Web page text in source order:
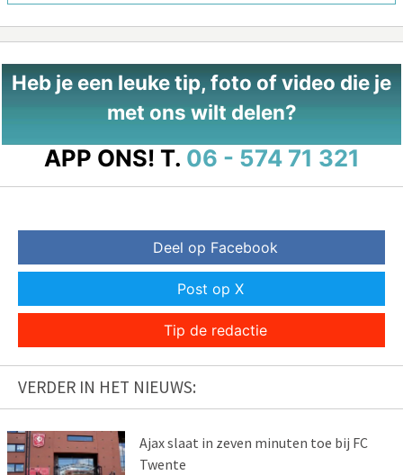
Heb je een leuke tip, foto of video die je
met ons wilt delen?
APP ONS! T. 06 - 574 71 321
Deel op Facebook
Post op X
Tip de redactie
VERDER IN HET NIEUWS:
Ajax slaat in zeven minuten toe bij FC
Twente